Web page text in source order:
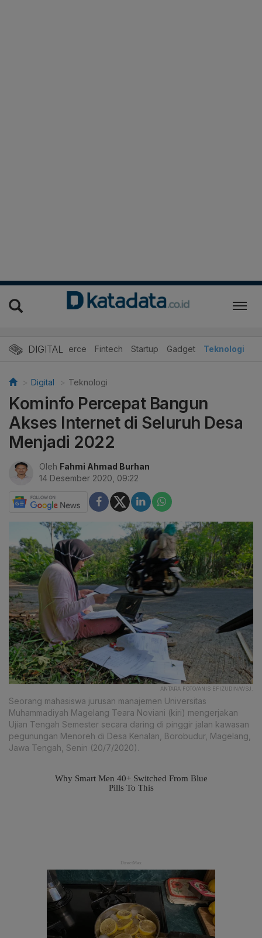
DIGITAL
E-Commerce Fintech Startup Gadget Teknologi
Digital Teknologi
Kominfo Percepat Bangun
Akses Internet di Seluruh Desa
Menjadi 2022
Oleh Fahmi Ahmad Burhan
14 Desember 2020, 09:22
ANTARA FOTO/ANIS EFIZUDIN/WSJ.
Seorang mahasiswa jurusan manajemen Universitas
Muhammadiyah Magelang Teara Noviani (kiri) mengerjakan
Ujian Tengah Semester secara daring di pinggir jalan kawasan
pegunungan Menoreh di Desa Kenalan, Borobudur, Magelang,
Jawa Tengah, Senin (20/7/2020).